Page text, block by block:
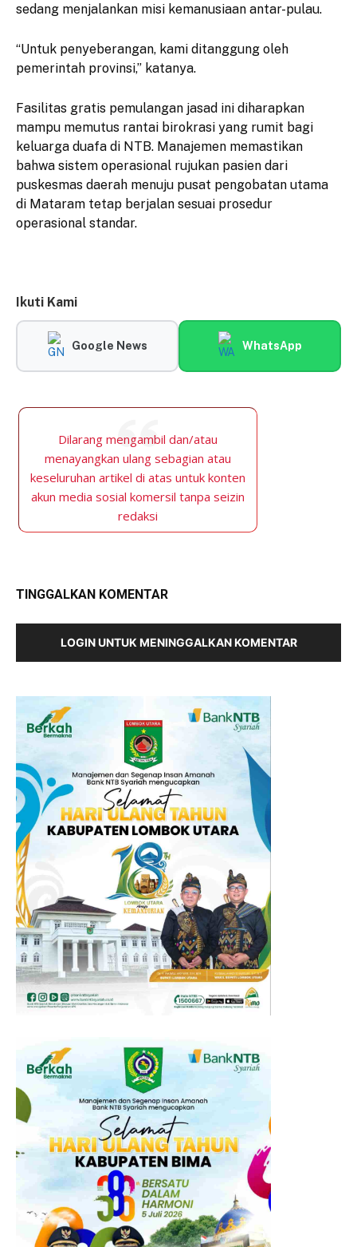
sedang menjalankan misi kemanusiaan antar-pulau.
“Untuk penyeberangan, kami ditanggung oleh
pemerintah provinsi,” katanya.
Fasilitas gratis pemulangan jasad ini diharapkan
mampu memutus rantai birokrasi yang rumit bagi
keluarga duafa di NTB. Manajemen memastikan
bahwa sistem operasional rujukan pasien dari
puskesmas daerah menuju pusat pengobatan utama
di Mataram tetap berjalan sesuai prosedur
operasional standar.
Ikuti Kami
Google News WhatsApp
Dilarang mengambil dan/atau
menayangkan ulang sebagian atau
keseluruhan artikel di atas untuk konten
akun media sosial komersil tanpa seizin
redaksi
TINGGALKAN KOMENTAR
LOGIN UNTUK MENINGGALKAN KOMENTAR